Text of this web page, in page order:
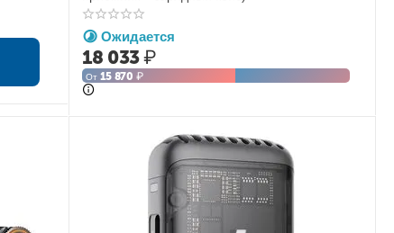
Ожидается
18 033₽
От 15 870 ₽